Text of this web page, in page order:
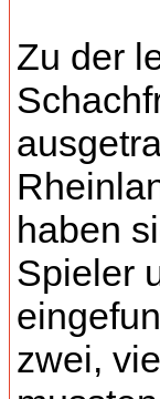
Zu der
haben
Spieler
zwei,